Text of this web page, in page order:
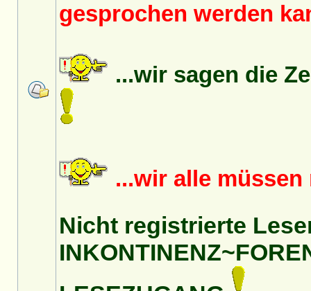
gesprochen werden
...wir sagen die
...wir alle
Nicht registrierte